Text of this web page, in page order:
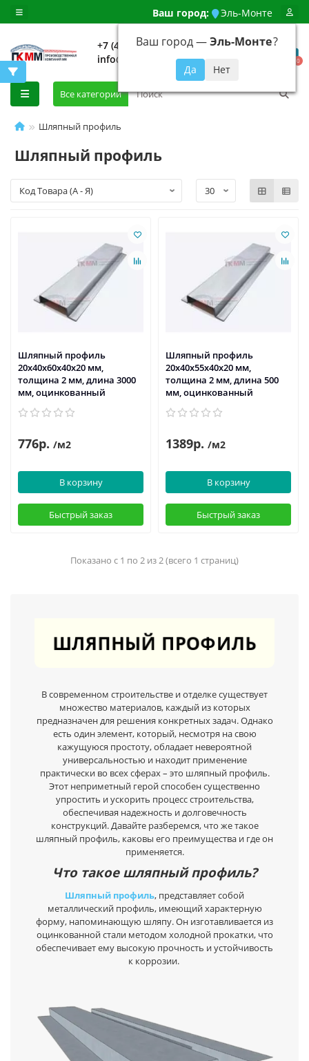
Ваш город: Эль-Монте
Ваш город —Эль-Монте?
+7 (499) 648-92-94
info@evroshtaketnikmoskva.ru
0
Все категории
Шляпный профиль
Шляпный профиль
Шляпный профиль
20х40х60х40х20 мм,
толщина 2 мм, длина 3000
мм, оцинкованный
776р. /м2
В корзину
Быстрый заказ
Шляпный профиль
20х40х55х40х20 мм,
толщина 2 мм, длина 500
мм, оцинкованный
1389р. /м2
В корзину
Быстрый заказ
Показано с 1 по 2 из 2 (всего 1 страниц)
ШЛЯПНЫЙ ПРОФИЛЬ
В современном строительстве и отделке существует
множество материалов, каждый из которых
предназначен для решения конкретных задач. Однако
есть один элемент, который, несмотря на свою
кажущуюся простоту, обладает невероятной
универсальностью и находит применение
практически во всех сферах – это шляпный профиль.
Этот неприметный герой способен существенно
упростить и ускорить процесс строительства,
обеспечивая надежность и долговечность
конструкций. Давайте разберемся, что же такое
шляпный профиль, каковы его преимущества и где он
применяется.
Что такое шляпный профиль?
Шляпный профиль, представляет собой
металлический профиль, имеющий характерную
форму, напоминающую шляпу. Он изготавливается из
оцинкованной стали методом холодной прокатки, что
обеспечивает ему высокую прочность и устойчивость
к коррозии.